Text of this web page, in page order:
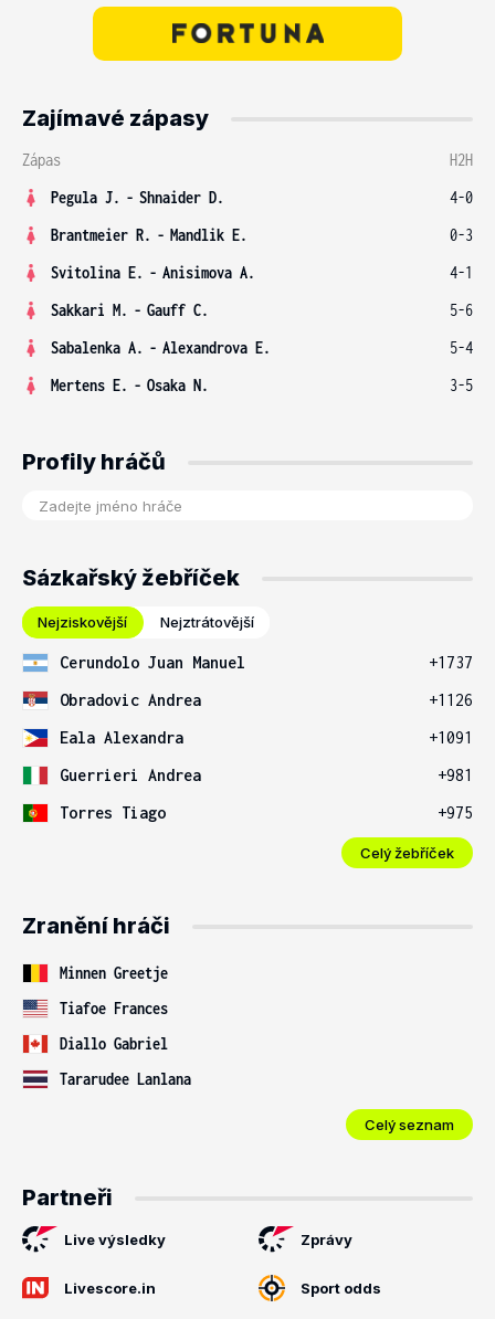
Zajímavé zápasy
Zápas
H2H
Pegula J. - Shnaider D.
4-0
Brantmeier R. - Mandlik E.
0-3
Svitolina E. - Anisimova A.
4-1
Sakkari M. - Gauff C.
5-6
Sabalenka A. - Alexandrova E.
5-4
Mertens E. - Osaka N. 3-5
Profily hráčů
Sázkařský žebříček
Nejziskovější Nejztrátovější
Cerundolo Juan Manuel
+1737
Obradovic Andrea
+1126
Eala Alexandra
+1091
Guerrieri Andrea
+981
Torres Tiago
+975
Celý žebříček
Zranění hráči
Minnen Greetje
Tiafoe Frances
Diallo Gabriel
Tararudee Lanlana
Celý seznam
Partneři
Live výsledky Zprávy
Livescore.in Sport odds